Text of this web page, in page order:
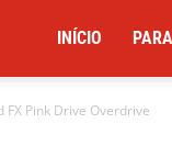
INÍCIO
FX Pink Drive Overdrive